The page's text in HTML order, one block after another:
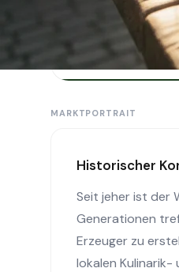
MARKTPORTRAIT
Historischer
Seit jeher ist der
Generationen
Erzeuger zu
lokalen Kulinarik-